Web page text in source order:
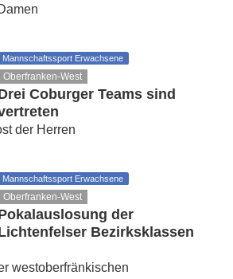
Mannschaftssport Erwachsene
Oberfranken-West
Coburger Teams sind
der Herren
Mannschaftssport Erwachsene
Oberfranken-West
der
Bezirksklassen
westoberfränkischen